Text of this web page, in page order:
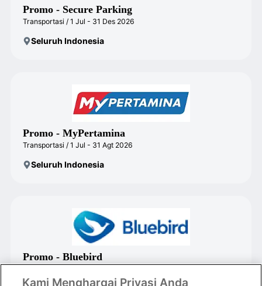
Promo - Secure Parking
Transportasi / 1 Jul - 31 Des 2026
Seluruh Indonesia
Promo - MyPertamina
Transportasi / 1 Jul - 31 Agt 2026
Seluruh Indonesia
Promo - Bluebird
Kami Menghargai Privasi Anda